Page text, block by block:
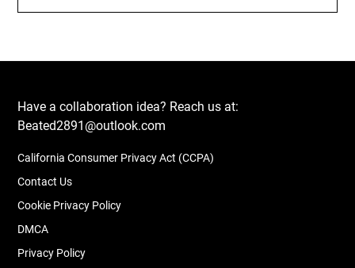
Have a collaboration idea? Reach us at:
Beated2891@outlook.com
California Consumer Privacy Act (CCPA)
Contact Us
Cookie Privacy Policy
DMCA
Privacy Policy